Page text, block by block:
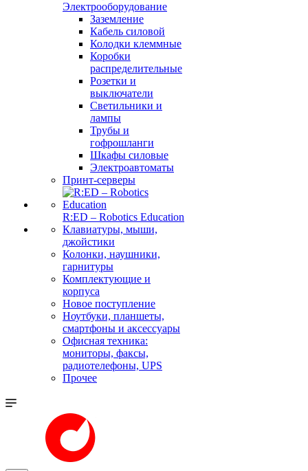
Электрооборудование
Заземление
Кабель силовой
Колодки клеммные
Коробки
распределительные
Розетки и
выключатели
Светильники и
лампы
Трубы и
гофрошланги
Шкафы силовые
Электроавтоматы
Принт-серверы
R:ED – Robotics Education
Клавиатуры, мыши,
джойстики
Колонки, наушники,
гарнитуры
Комплектующие и
корпуса
Новое поступление
Ноутбуки, планшеты,
смартфоны и аксессуары
Офисная техника:
мониторы, факсы,
радиотелефоны, UPS
Прочее